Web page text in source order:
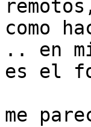
como
.. en
es el
me